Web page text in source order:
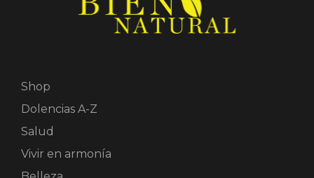
Shop
Dolencias A-Z
Salud
Vivir en armonía